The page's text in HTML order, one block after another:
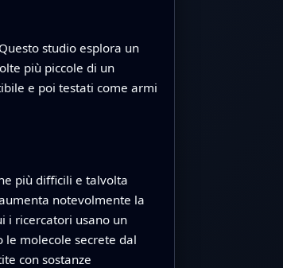
studio esplora un
più piccole di un
e poi testati come armi
più difficili e talvolta
notevolmente la
i ricercatori usano un
le molecole secrete dal
con sostanze